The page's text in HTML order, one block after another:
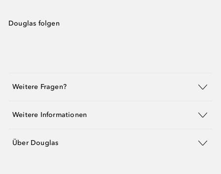
Douglas folgen
Weitere Fragen?
Weitere Informationen
Über Douglas